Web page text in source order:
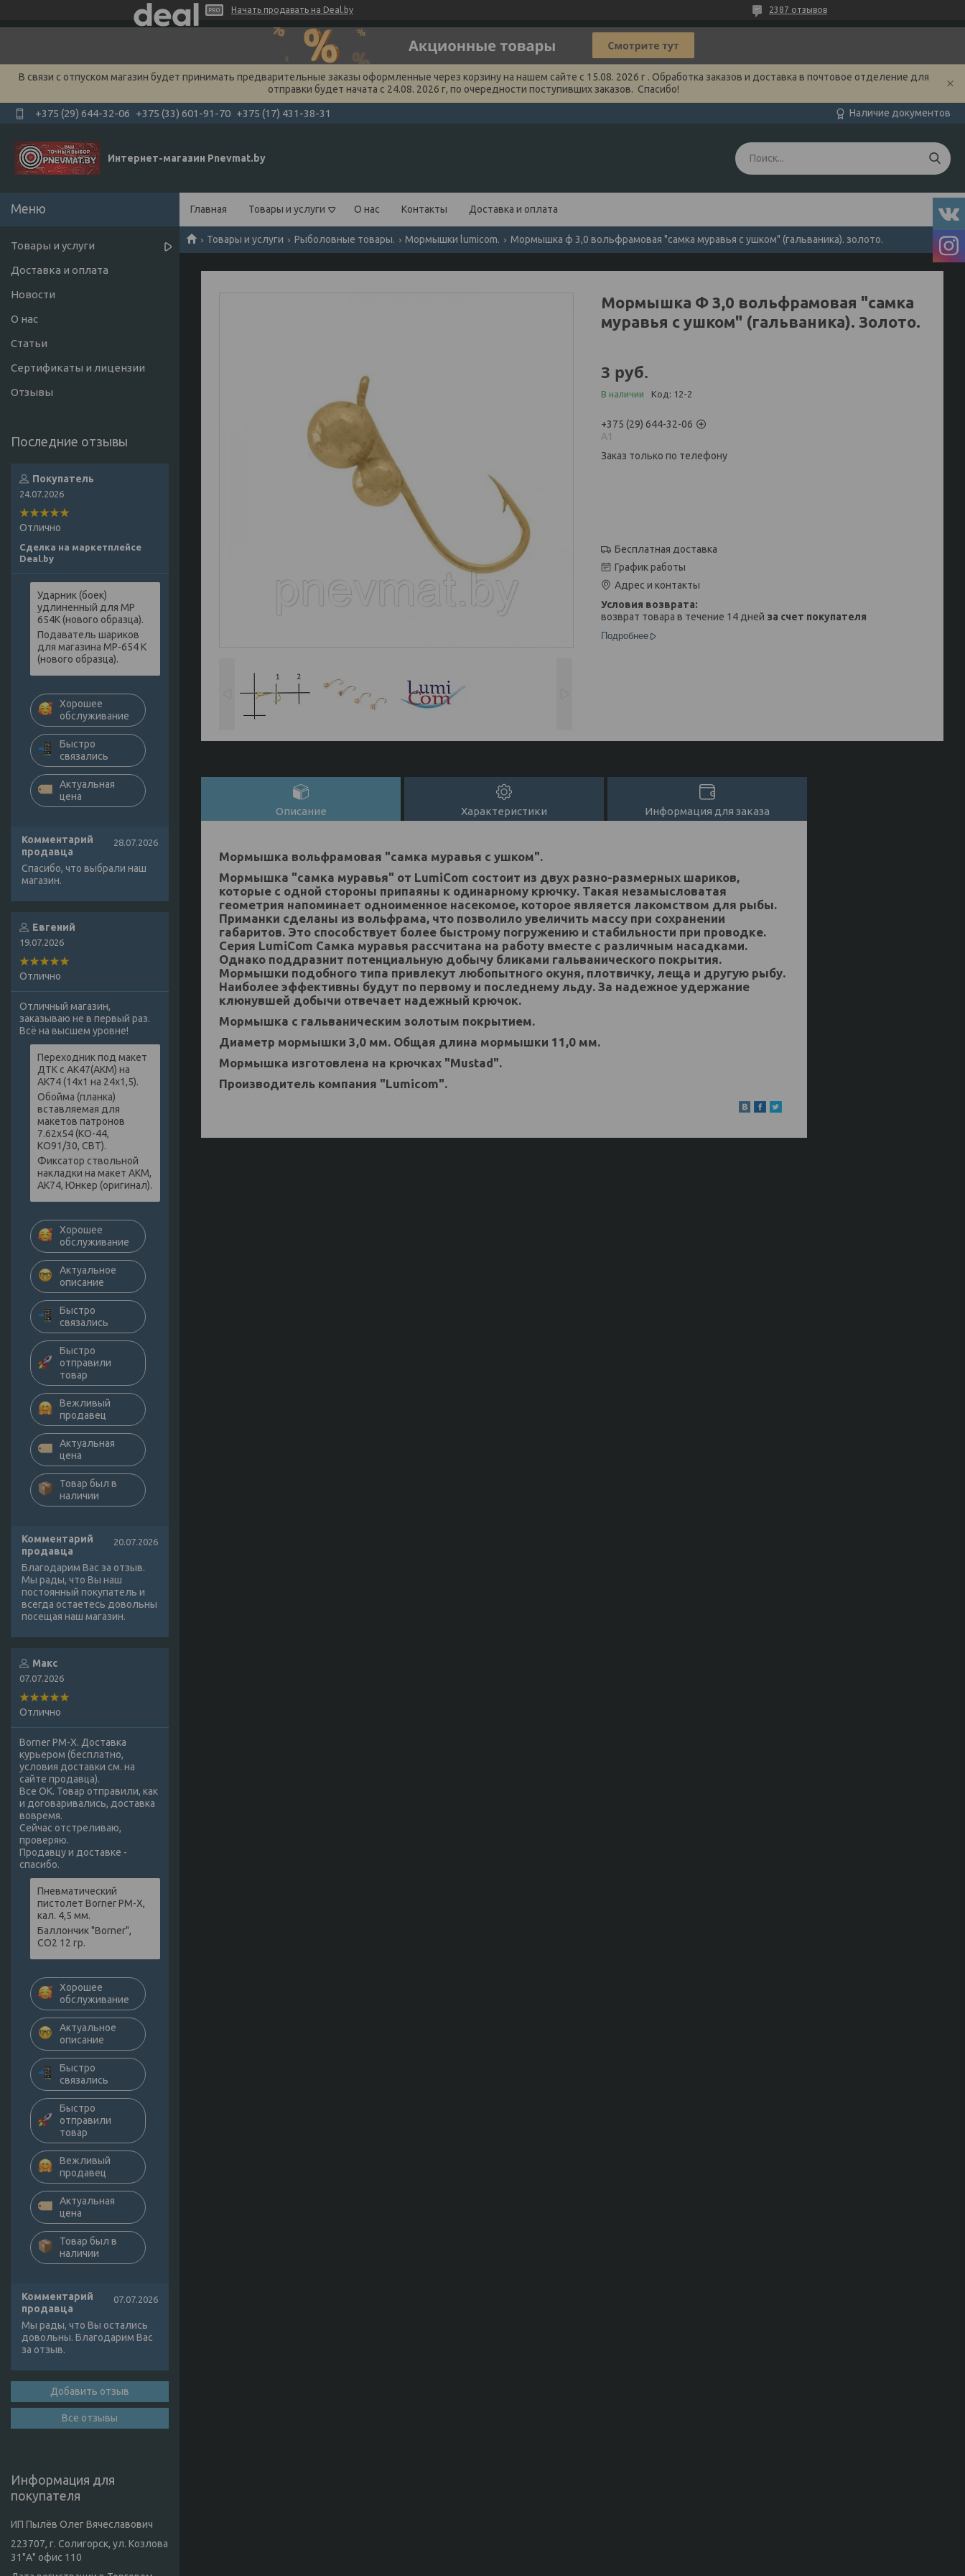
Начать продавать на Deal.by 2387 отзывов
В связи с отпуском магазин будет принимать предварительные заказы оформленные через корзину на нашем сайте с 15.08. 2026 г . Обработка заказов и доставка в почтовое отделение для
отправки будет начата с 24.08. 2026 г, по очередности поступивших заказов. Спасибо!
+375 (29) 644-32-06 +375 (33) 601-91-70 +375 (17) 431-38-31 Наличие документов
Интернет-магазин Pnevmat.by
Главная Товары и услуги О нас Контакты Доставка и оплата
Товары и услуги Рыболовные товары. Мормышки lumicom. Мормышка ф 3,0 вольфрамовая "самка муравья с ушком" (гальваника). золото.
Мормышка Ф 3,0 вольфрамовая "самка
муравья с ушком" (гальваника). Золото.
3 руб.
В наличии Код: 12-2
+375 (29) 644-32-06
А1
Заказ только по телефону
Бесплатная доставка
График работы
Адрес и контакты
возврат товара в течение 14 дней за счет покупателя
Подробнее
Описание Характеристики Информация для заказа
Мормышка вольфрамовая "самка муравья с ушком".
Мормышка "самка муравья" от LumiCom состоит из двух разно-размерных шариков,
которые с одной стороны припаяны к одинарному крючку. Такая незамысловатая
геометрия напоминает одноименное насекомое, которое является лакомством для рыбы.
Приманки сделаны из вольфрама, что позволило увеличить массу при сохранении
габаритов. Это способствует более быстрому погружению и стабильности при проводке.
Серия LumiCom Самка муравья рассчитана на работу вместе с различным насадками.
Однако поддразнит потенциальную добычу бликами гальванического покрытия.
Мормышки подобного типа привлекут любопытного окуня, плотвичку, леща и другую рыбу.
Наиболее эффективны будут по первому и последнему льду. За надежное удержание
клюнувшей добычи отвечает надежный крючок.
Мормышка с гальваническим золотым покрытием.
Диаметр мормышки 3,0 мм. Общая длина мормышки 11,0 мм.
Мормышка изготовлена на крючках "Mustad".
Производитель компания "Lumicom".
Товары и услуги
Доставка и оплата
Новости
О нас
Статьи
Сертификаты и лицензии
Отзывы
Покупатель
24.07.2026
Отлично
Сделка на маркетплейсе
Deal.by
Ударник (боек)
удлиненный для МР
654К (нового образца).
Подаватель шариков
для магазина МР-654 К
(нового образца).
Хорошее
обслуживание
Быстро
связались
Актуальная
цена
Комментарий
продавца
28.07.2026
Спасибо, что выбрали наш
магазин.
Евгений
19.07.2026
Отлично
Отличный магазин,
заказываю не в первый раз.
Всё на высшем уровне!
Переходник под макет
ДТК с АК47(АКМ) на
АК74 (14х1 на 24х1,5).
Обойма (планка)
вставляемая для
макетов патронов
7.62х54 (КО-44,
КО91/30, СВТ).
Фиксатор ствольной
накладки на макет АКМ,
АК74, Юнкер (оригинал).
Хорошее
обслуживание
Актуальное
описание
Быстро
связались
Быстро
отправили
товар
Вежливый
продавец
Актуальная
цена
Товар был в
наличии
Комментарий
продавца
20.07.2026
Благодарим Вас за отзыв.
Мы рады, что Вы наш
постоянный покупатель и
всегда остаетесь довольны
посещая наш магазин.
Макс
07.07.2026
Отлично
Borner PM-X. Доставка
курьером (бесплатно,
условия доставки см. на
сайте продавца).
Все ОК. Товар отправили, как
и договаривались, доставка
вовремя.
Сейчас отстреливаю,
проверяю.
Продавцу и доставке -
спасибо.
Пневматический
пистолет Borner PM-X,
кал. 4,5 мм.
Баллончик "Borner",
СО2 12 гр.
Хорошее
обслуживание
Актуальное
описание
Быстро
связались
Быстро
отправили
товар
Вежливый
продавец
Актуальная
цена
Товар был в
наличии
Комментарий
продавца
07.07.2026
Мы рады, что Вы остались
довольны. Благодарим Вас
за отзыв.
Добавить отзыв
Все отзывы
Информация для
покупателя
ИП Пылёв Олег Вячеславович
223707, г. Солигорск, ул. Козлова
31"А" офис 110